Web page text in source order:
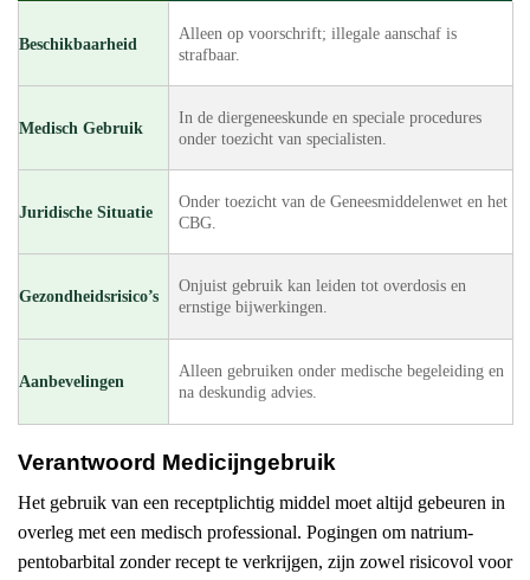
Beschikbaarheid
Alleen op voorschrift; illegale aanschaf is
strafbaar.
Medisch Gebruik
In de diergeneeskunde en speciale procedures
onder toezicht van specialisten.
Juridische Situatie
Onder toezicht van de Geneesmiddelenwet en het
CBG.
Gezondheidsrisico’s
Onjuist gebruik kan leiden tot overdosis en
ernstige bijwerkingen.
Aanbevelingen
Alleen gebruiken onder medische begeleiding en
na deskundig advies.
Verantwoord Medicijngebruik
Het gebruik van een receptplichtig middel moet altijd gebeuren in
overleg met een medisch professional. Pogingen om natrium-
pentobarbital zonder recept te verkrijgen, zijn zowel risicovol voor